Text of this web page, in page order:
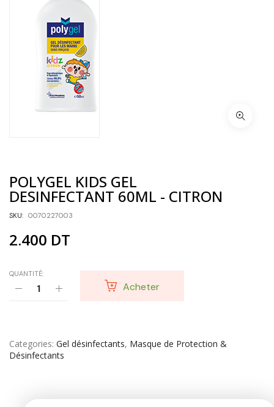
POLYGEL KIDS GEL
DESINFECTANT 60ML - CITRON
SKU: 0070227003
2.400 DT
QUANTITÉ:
Acheter
Categories Gel désinfectants, Masque de Protection &
Désinfectants